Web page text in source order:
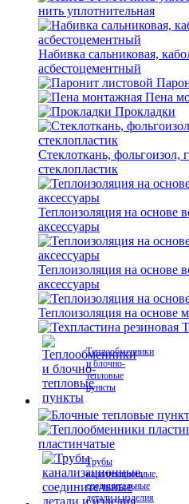
нить уплотнительная
Набивка сальниковая,
асбестоцементный
Пена
Прокладки
Стеклоткань, фольгоизол,
стеклопластик
Теплоизоляция на основе
аксессуары
Теплоизоляция на основе
аксессуары
Теплоизоляция на основе
Теплообменники
и блочно-
тепловые
пункты
пластинчатые
Трубы
канализационные,
соединительные
детали и изделия